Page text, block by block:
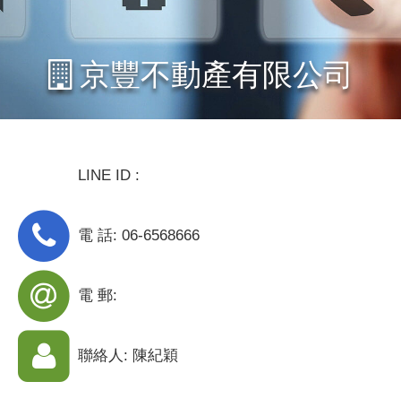
京豐不動產有限公司
LINE ID :
電 話: 06-6568666
電 郵:
聯絡人: 陳紀穎